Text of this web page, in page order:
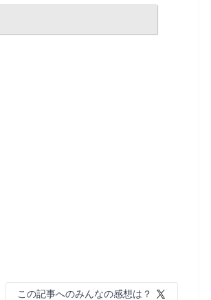
この記事へのみんなの感想は？